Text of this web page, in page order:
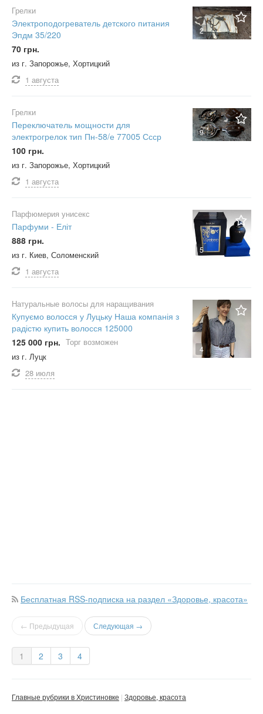
2
Грелки
Электроподогреватель детского питания
Эпдм 35/220
70 грн.
из г. Запорожье, Хортицкий
1 августа
9
Грелки
Переключатель мощности для
электрогрелок тип Пн-58/е 77005 Ссср
100 грн.
из г. Запорожье, Хортицкий
1 августа
5
Парфюмерия унисекс
Парфуми - Еліт
888 грн.
из г. Киев, Соломенский
1 августа
4
Натуральные волосы для наращивания
Купуємо волосся у Луцьку Наша компанія з
радістю купить волосся 125000
125 000 грн. Торг возможен
из г. Луцк
28 июля
Бесплатная RSS-подписка на раздел «Здоровье, красота»
← Предыдущая Следующая →
1 2 3 4
Главные рубрики в Христиновке Здоровье, красота